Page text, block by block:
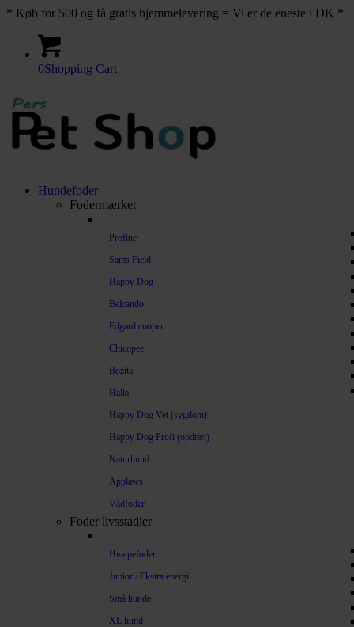
* Køb for 500 og få gratis hjemmelevering = Vi er de eneste i DK *
0Shopping Cart
Hundefoder
Fodermærker
Profine
Sams Field
Happy Dog
Belcando
Edgard cooper
Chicopee
Bozita
Halla
Happy Dog Vet (sygdom)
Happy Dog Profi (opdræt)
Naturhund
Applaws
Vådfoder
Foder livsstadier
Hvalpefoder
Junior / Ekstra energi
Små hunde
XL hund